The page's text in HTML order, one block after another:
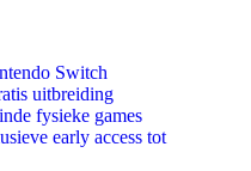
Switch
uitbreiding
fysieke games
early access tot